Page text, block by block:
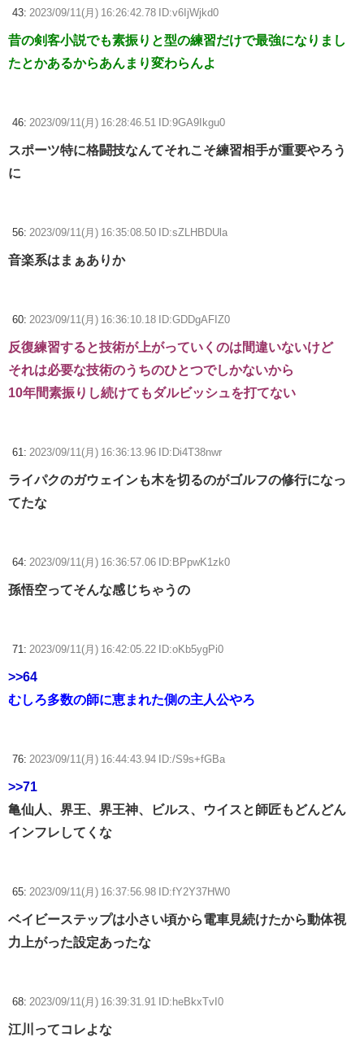
43: 2023/09/11(月) 16:26:42.78 ID:v6IjWjkd0
昔の剣客小説でも素振りと型の練習だけで最強になりまし
たとかあるからあんまり変わらんよ
46: 2023/09/11(月) 16:28:46.51 ID:9GA9Ikgu0
スポーツ特に格闘技なんてそれこそ練習相手が重要やろう
に
56: 2023/09/11(月) 16:35:08.50 ID:sZLHBDUla
音楽系はまぁありか
60: 2023/09/11(月) 16:36:10.18 ID:GDDgAFIZ0
反復練習すると技術が上がっていくのは間違いないけど
それは必要な技術のうちのひとつでしかないから
10年間素振りし続けてもダルビッシュを打てない
61: 2023/09/11(月) 16:36:13.96 ID:Di4T38nwr
ライパクのガウェインも木を切るのがゴルフの修行になっ
てたな
64: 2023/09/11(月) 16:36:57.06 ID:BPpwK1zk0
孫悟空ってそんな感じちゃうの
71: 2023/09/11(月) 16:42:05.22 ID:oKb5ygPi0
>>64
むしろ多数の師に恵まれた側の主人公やろ
76: 2023/09/11(月) 16:44:43.94 ID:/S9s+fGBa
>>71
亀仙人、界王、界王神、ビルス、ウイスと師匠もどんどん
インフレしてくな
65: 2023/09/11(月) 16:37:56.98 ID:fY2Y37HW0
ベイビーステップは小さい頃から電車見続けたから動体視
力上がった設定あったな
68: 2023/09/11(月) 16:39:31.91 ID:heBkxTvI0
江川ってコレよな